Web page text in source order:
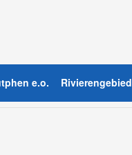
e.o. Rivierengebied